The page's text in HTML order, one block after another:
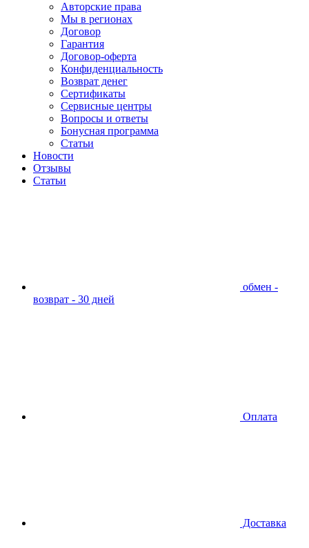
Авторские права
Мы в регионах
Договор
Гарантия
Договор-оферта
Конфиденциальность
Возврат денег
Сертификаты
Сервисные центры
Вопросы и ответы
Бонусная программа
Статьи
Новости
Отзывы
Статьи
обмен -
возврат - 30 дней
Оплата
Доставка